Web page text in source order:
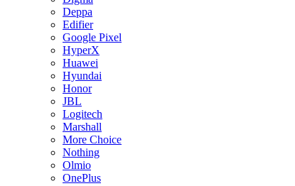
Deppa
Edifier
Google Pixel
HyperX
Huawei
Hyundai
Honor
JBL
Logitech
Marshall
More Choice
Nothing
Olmio
OnePlus